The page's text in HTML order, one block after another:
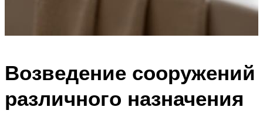
Возведение сооружений
различного назначения